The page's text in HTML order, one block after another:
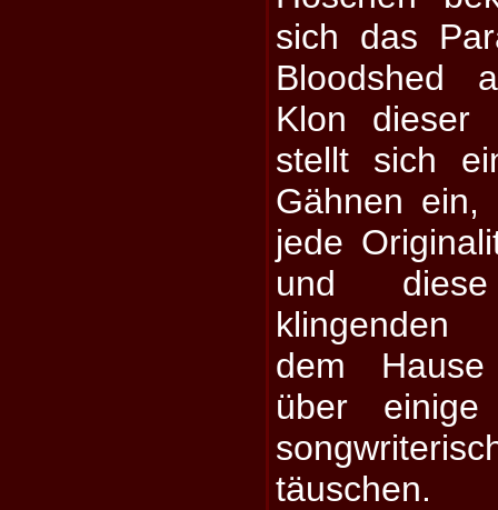
sich das
Bloodshed
Klon dieser
stellt sich
Gähnen
jede
und
klingenden
dem Hause
über einige
täuschen.